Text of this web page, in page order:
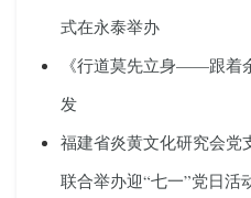
式在永泰举办
《行道莫先立身——跟着
发
福建省炎黄文化研究会党
联合举办迎“七一”党日活